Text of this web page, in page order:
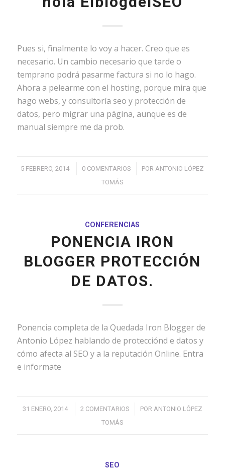
Pues si, finalmente lo voy a hacer. Creo que es
necesario. Un cambio necesario que tarde o
temprano podrá pasarme factura si no lo hago.
Ahora a pelearme con el hosting, porque mira que
hago webs, y consultoría seo y protección de
datos, pero migrar una página, aunque es de
manual siempre me da prob.
5 FEBRERO, 2014
/ 0 COMENTARIOS
/ PORANTONIO LÓPEZ
TOMÁS
CONFERENCIAS
PONENCIA IRON
BLOGGER PROTECCIÓN
DE DATOS.
Ponencia completa de la Quedada Iron Blogger de
Antonio López hablando de protecciónd e datos y
cómo afecta al SEO y a la reputación Online. Entra
e informate
31 ENERO, 2014
/ 2 COMENTARIOS
/ POR ANTONIO LÓPEZ
TOMÁS
SEO